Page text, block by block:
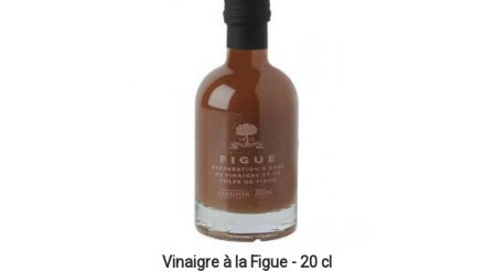
Vinaigre à la Figue - 20 cl